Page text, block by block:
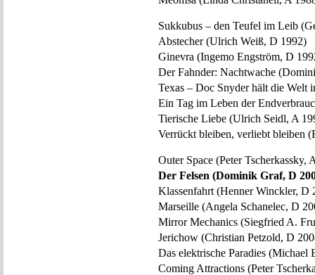
Sukkubus – den Teufel im Leib
Abstecher (Ulrich Weiß, D 1992)
Ginevra (Ingemo Engström, D
Der Fahnder: Nachtwache
Texas – Doc Snyder hält die Welt
Ein Tag im Leben der
Tierische Liebe (Ulrich Seidl, A
Verrückt bleiben, verliebt bleiben
Outer Space (Peter Tscherkassky,
Der Felsen (Dominik Graf, D
Klassenfahrt (Henner Winckler, D
Marseille (Angela Schanelec, D
Mirror Mechanics (Siegfried A.
Jerichow (Christian Petzold, D
Das elektrische Paradies (Michael
Coming Attractions (Peter